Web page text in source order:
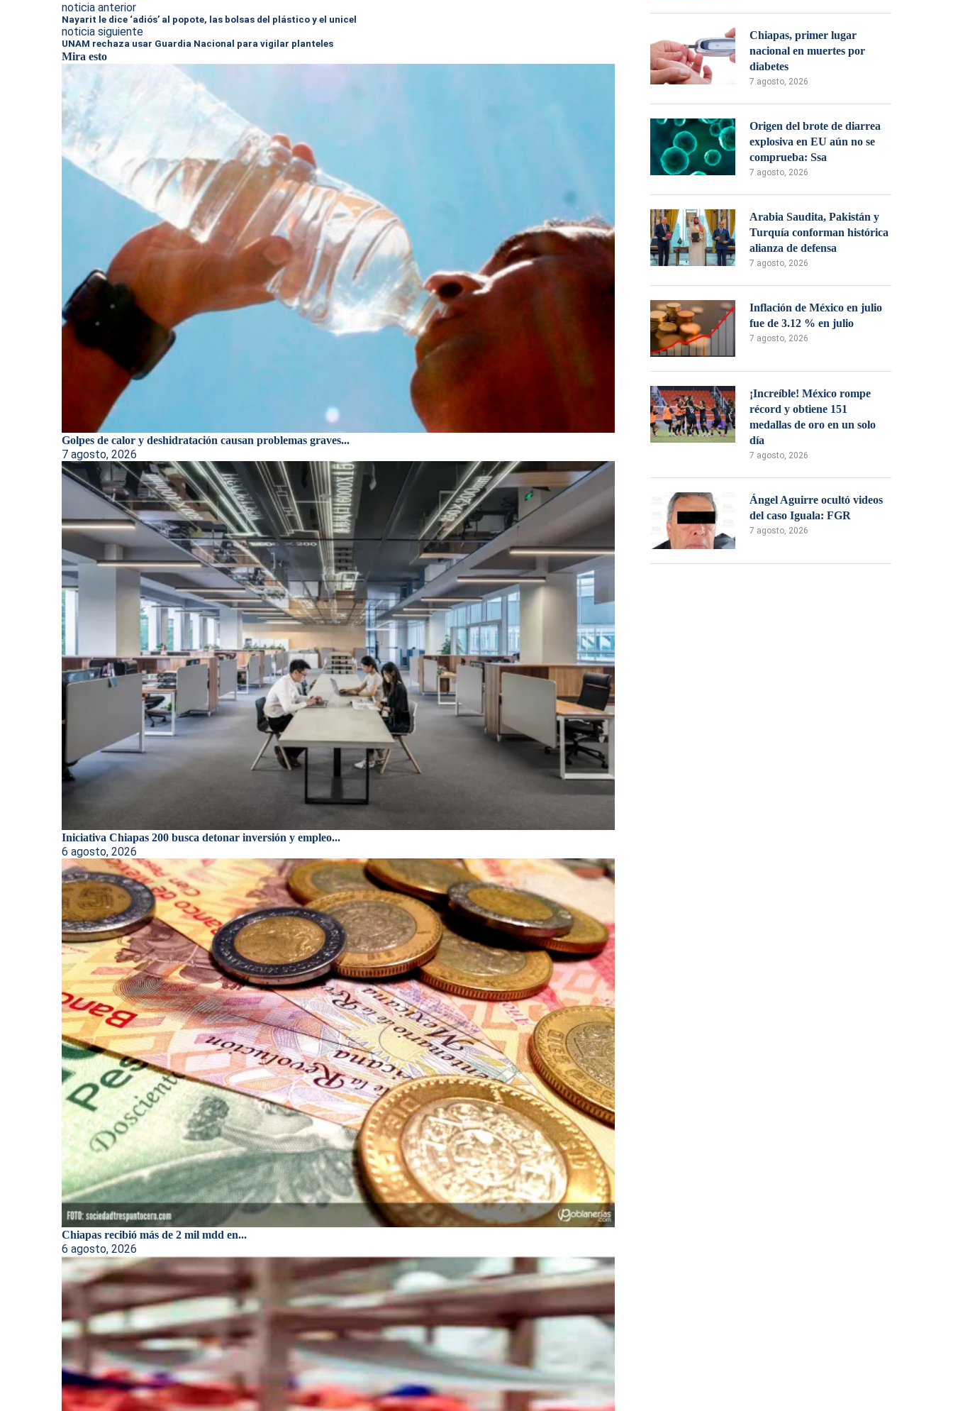
noticia anterior
Nayarit le dice ‘adiós’ al popote, las bolsas del plástico y el unicel
noticia siguiente
UNAM rechaza usar Guardia Nacional para vigilar planteles
Mira esto
Golpes de calor y deshidratación causan problemas graves...
7 agosto, 2026
Iniciativa Chiapas 200 busca detonar inversión y empleo...
6 agosto, 2026
Chiapas recibió más de 2 mil mdd en...
6 agosto, 2026
Chiapas, primer lugar
nacional en muertes por
diabetes
7 agosto, 2026
Origen del brote de diarrea
explosiva en EU aún no se
comprueba: Ssa
7 agosto, 2026
Arabia Saudita, Pakistán y
Turquía conforman histórica
alianza de defensa
7 agosto, 2026
Inflación de México en julio
fue de 3.12 % en julio
7 agosto, 2026
¡Increíble! México rompe
récord y obtiene 151
medallas de oro en un solo
día
7 agosto, 2026
Ángel Aguirre ocultó videos
del caso Iguala: FGR
7 agosto, 2026